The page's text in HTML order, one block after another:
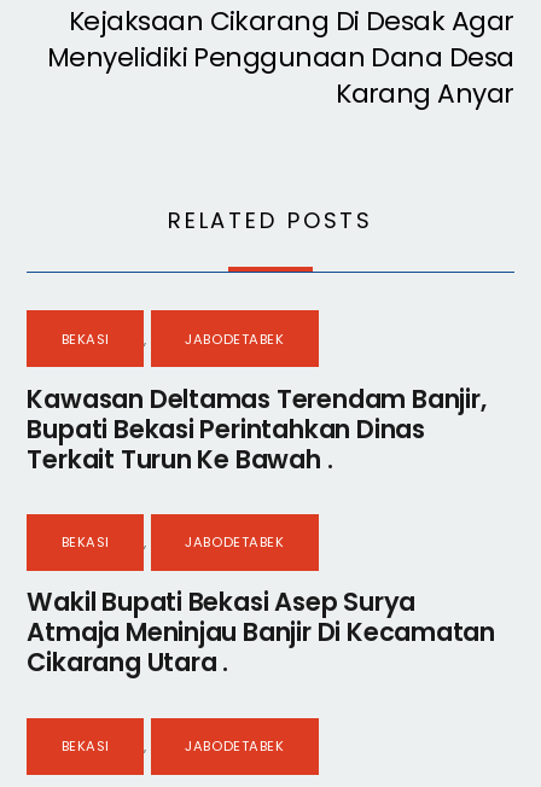
Kejaksaan Cikarang Di Desak Agar
Menyelidiki Penggunaan Dana Desa
Karang Anyar
RELATED POSTS
BEKASI , JABODETABEK
Kawasan Deltamas Terendam Banjir,
Bupati Bekasi Perintahkan Dinas
Terkait Turun Ke Bawah .
BEKASI , JABODETABEK
Wakil Bupati Bekasi Asep Surya
Atmaja Meninjau Banjir Di Kecamatan
Cikarang Utara .
BEKASI , JABODETABEK